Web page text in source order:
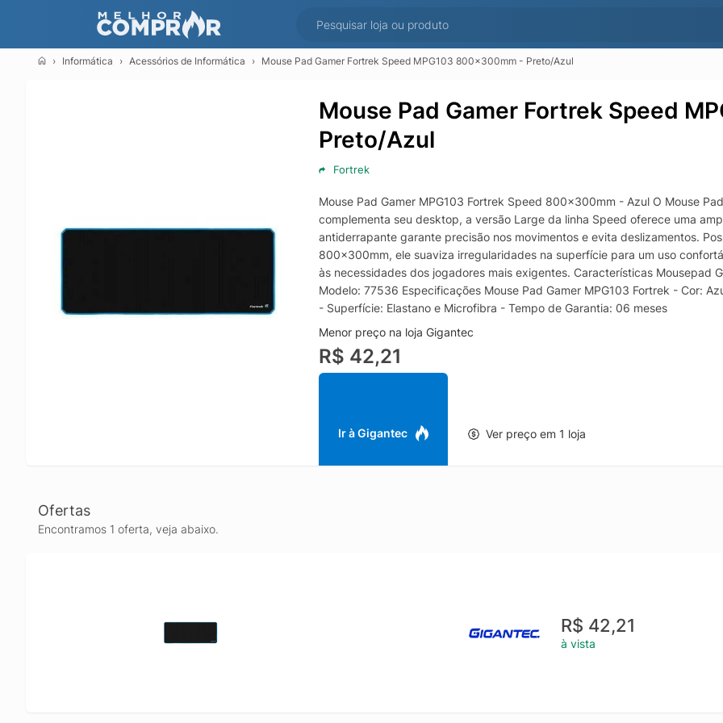
Informática Acessórios de Informática Mouse Pad Gamer Fortrek Speed MPG103 800x300mm - Preto/Azul
Mouse Pad Gamer Fortrek Speed
Preto/Azul
Fortrek
Mouse Pad Gamer MPG103 Fortrek Speed 800x300mm - Azul O Mouse
complementa seu desktop, a versão Large da linha Speed oferece uma
antiderrapante garante precisão nos movimentos e evita deslizamentos.
800x300mm, ele suaviza irregularidades na superfície para um uso
às necessidades dos jogadores mais exigentes. Características Mousepad
Modelo: 77536 Especificações Mouse Pad Gamer MPG103 Fortrek - Cor:
- Superfície: Elastano e Microfibra - Tempo de Garantia: 06 meses
Menor preço na loja Gigantec
R$ 42,21
Ir à Gigantec Ver preço em 1 loja
Ofertas
Encontramos 1 oferta, veja abaixo.
R$ 42,21
à vista